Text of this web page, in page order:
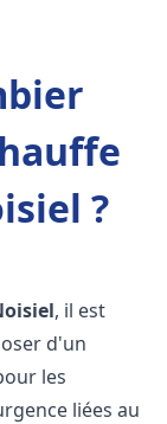
?
, il est
d'un
les
liées au